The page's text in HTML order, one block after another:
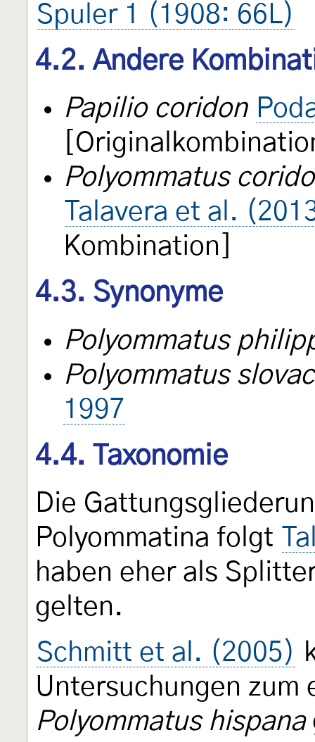
Spuler 1 (1908: 66L)
4.2. Andere
Papilio coridon
Polyommatus
Talavera et al.
Kombination]
4.3. Synonyme
Polyommatus
Polyommatus
1997
4.4. Taxonomie
Die
Polyommatina folgt
haben eher als
gelten.
Schmitt et al. (2005)
Untersuchungen zum
Polyommatus hispana